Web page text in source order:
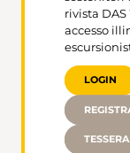
rivista
accesso
LOGIN